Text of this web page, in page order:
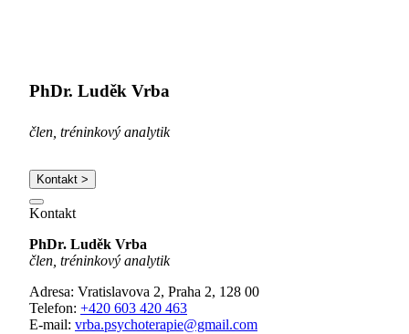
PhDr. Luděk Vrba
člen, tréninkový analytik
Kontakt >
Kontakt
PhDr. Luděk Vrba
člen, tréninkový analytik
Adresa: Vratislavova 2, Praha 2, 128 00
Telefon: +420 603 420 463
E-mail: vrba.psychoterapie@gmail.com